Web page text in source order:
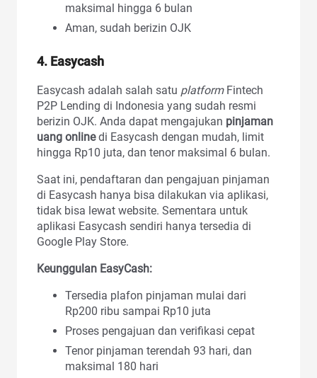
maksimal hingga 6 bulan
Aman, sudah berizin OJK
4. Easycash
Easycash adalah salah satu platform Fintech
P2P Lending di Indonesia yang sudah resmi
berizin OJK. Anda dapat mengajukan pinjaman
uang onlinedi Easycash dengan mudah, limit
hingga Rp10 juta, dan tenor maksimal 6 bulan.
Saat ini, pendaftaran dan pengajuan pinjaman
di Easycash hanya bisa dilakukan via aplikasi,
tidak bisa lewat website. Sementara untuk
aplikasi Easycash sendiri hanya tersedia di
Google Play Store.
Keunggulan EasyCash:
Tersedia plafon pinjaman mulai dari
Rp200 ribu sampai Rp10 juta
Proses pengajuan dan verifikasi cepat
Tenor pinjaman terendah 93 hari, dan
maksimal 180 hari